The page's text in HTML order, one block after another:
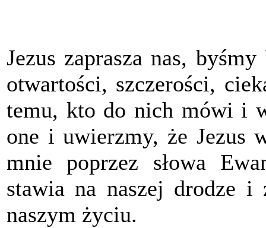
Jezus zaprasza nas,
otwartości, szczerości,
temu, kto do nich mówi i
one i uwierzmy, że
mnie poprzez słowa
stawia na naszej drodze i
naszym życiu.